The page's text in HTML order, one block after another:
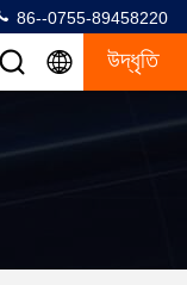
86--0755-89458220
উদ্ধৃতি